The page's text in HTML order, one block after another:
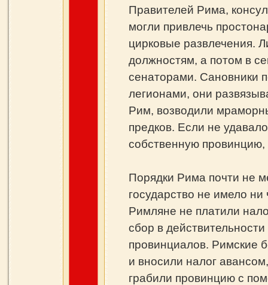
Правителей Рима,
могли привлечь
цирковые развлечения.
должностям, а потом в
сенаторами. Сановники
легионами, они
Рим, возводили
предков. Если не
собственную провинцию,
Порядки Рима почти не
государство не имело
Римляне не платили
сбор в
провинциалов. Римские
и вносили налог
грабили провинцию с